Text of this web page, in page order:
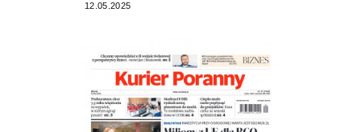
12.05.2025